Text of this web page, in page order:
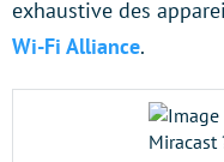
exhaustive des
Wi-Fi Alliance.